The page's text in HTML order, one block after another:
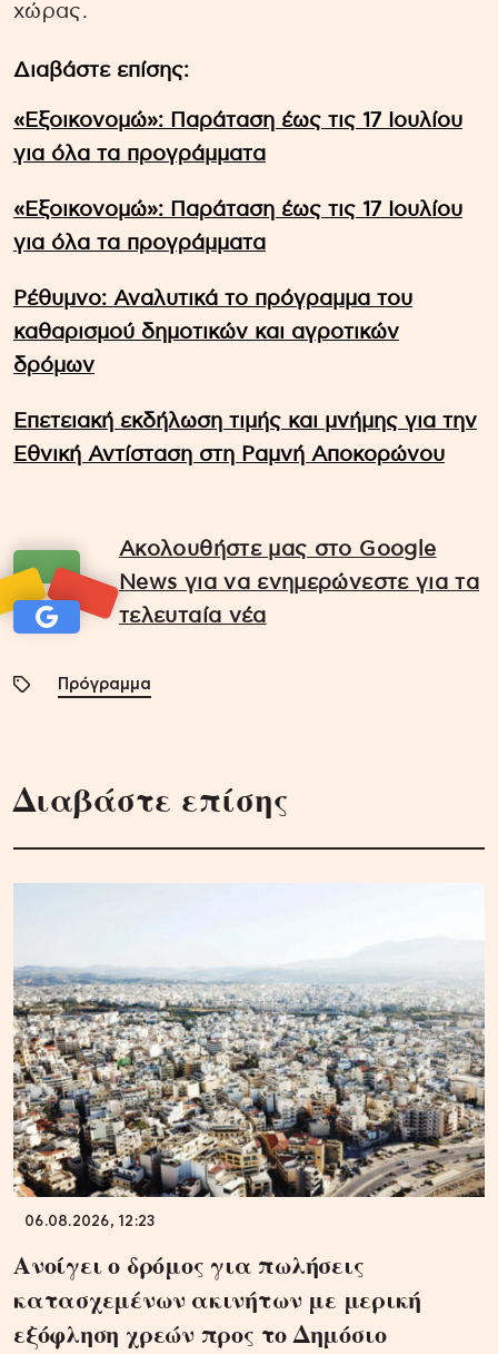
χώρας.
Διαβάστε επίσης:
«Εξοικονομώ»: Παράταση έως τις 17 Ιουλίου
για όλα τα προγράμματα
«Εξοικονομώ»: Παράταση έως τις 17 Ιουλίου
για όλα τα προγράμματα
Ρέθυμνο: Αναλυτικά το πρόγραμμα του
καθαρισμού δημοτικών και αγροτικών
δρόμων
Επετειακή εκδήλωση τιμής και μνήμης για την
Εθνική Αντίσταση στη Ραμνή Αποκορώνου
Ακολουθήστε μας στο Google
News για να ενημερώνεστε για τα
τελευταία νέα
Πρόγραμμα
Διαβάστε επίσης
06.08.2026, 12:23
Ανοίγει ο δρόμος για πωλήσεις
κατασχεμένων ακινήτων με μερική
εξόφληση χρεών προς το Δημόσιο